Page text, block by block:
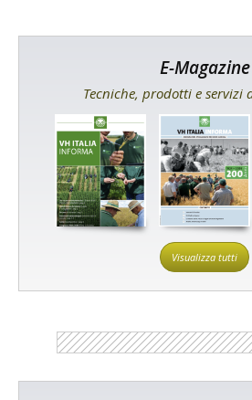
E-Magazine
Tecniche, prodotti e servizi
Visualizza tutti